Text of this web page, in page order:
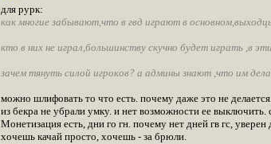
для рурк:
как многие забывают,что в гвд играют в
кто в них не играл,большинству скучно будет играть ,в
зачем тянуть силой игроков? а админы знают ,что им
можно шлифовать то что есть. почему даже это не
из бекра не убрали умку. и нет возможности ее
Монетизация есть, дни го гн. почему нет дней гв гс,
хочешь качай просто, хочешь - за брюли.